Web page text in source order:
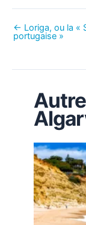
← Loriga, ou la «
portugaise »